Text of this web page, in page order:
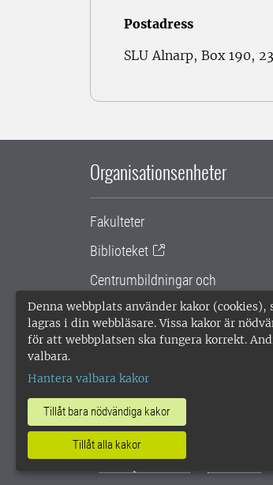
Denna webbplats använder kakor (cookies),
lagras i din webbläsare. Vissa kakor är
för att webbplatsen ska fungera korrekt.
valbara.
Hantera valbara kakor
Tillåt bara nödvändiga kakor
Tillåt alla kakor
Postadress
SLU Alnarp, Box 190,
Organisationsenheter
Fakulteter
Biblioteket
Centrumbildningar och
samarbetsprojekt
Gemensamma
SLU, Sveriges
enligt ISO 14001. •